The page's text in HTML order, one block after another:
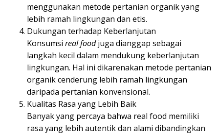
menggunakan metode pertanian organik yang
lebih ramah lingkungan dan etis.
Dukungan terhadap Keberlanjutan
Konsumsi real foodjuga dianggap sebagai
langkah kecil dalam mendukung keberlanjutan
lingkungan. Hal ini dikarenakan metode pertanian
organik cenderung lebih ramah lingkungan
daripada pertanian konvensional.
Kualitas Rasa yang Lebih Baik
Banyak yang percaya bahwa real food memiliki
rasa yang lebih autentik dan alami dibandingkan